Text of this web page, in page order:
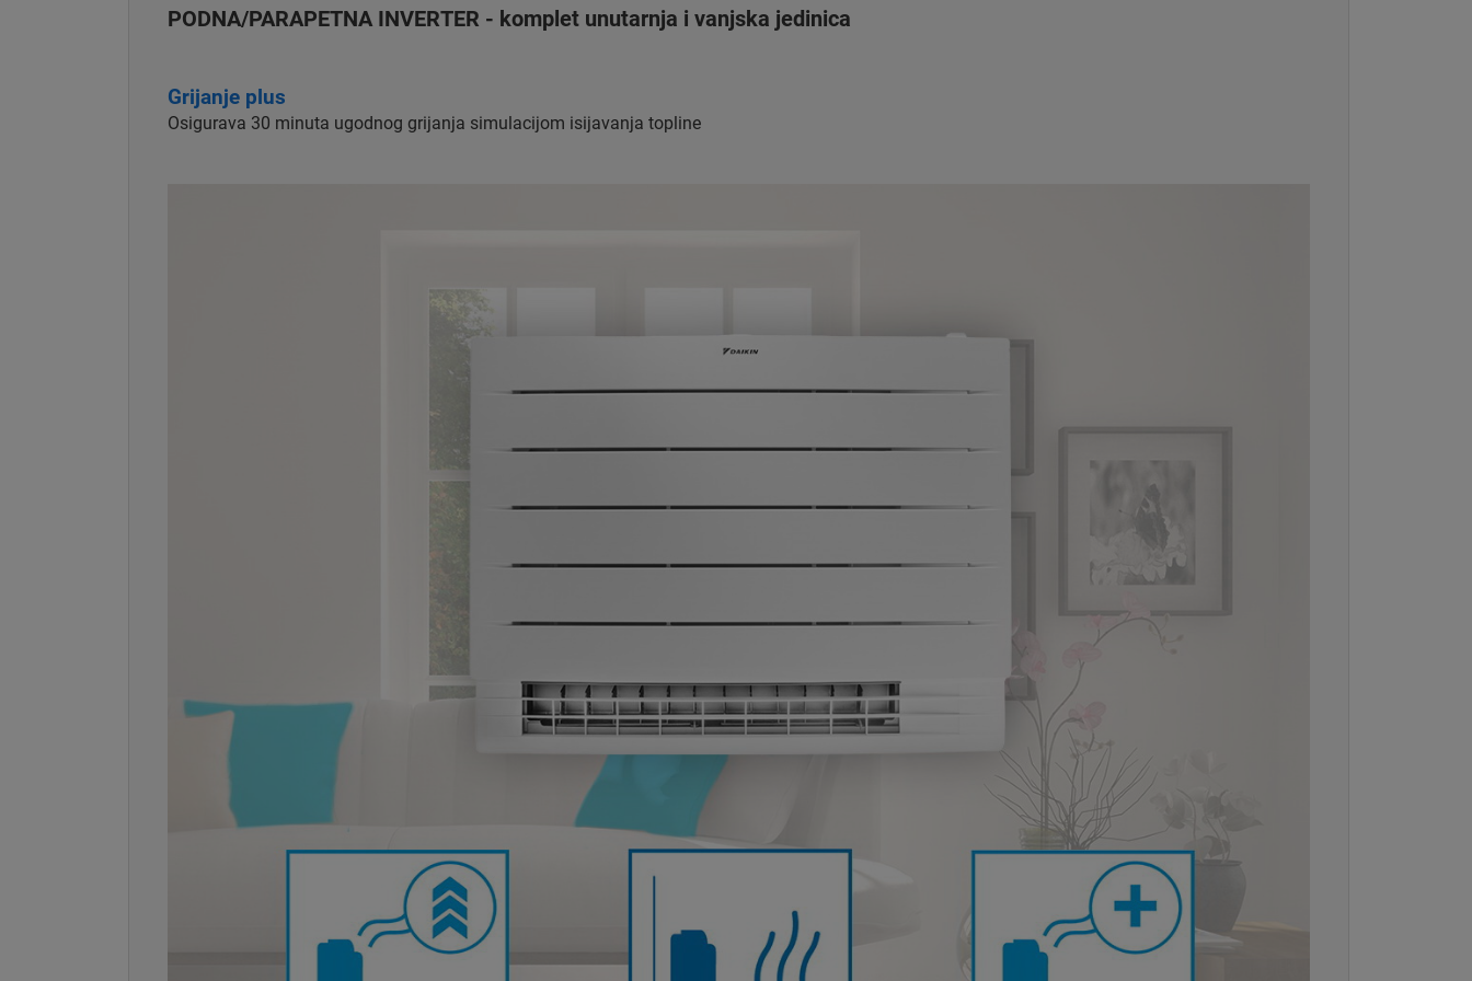
PODNA/PARAPETNA INVERTER - komplet unutarnja i vanjska jedinica
Grijanje plus
Osigurava 30 minuta ugodnog grijanja simulacijom isijavanja topline